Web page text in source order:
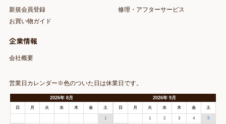
新規会員登録
お買い物ガイド
修理・アフターサービス
企業情報
会社概要
営業日カレンダー※色のついた日は休業日です。
2026年 8月
日 月 火 水 木 金 土
1
2026年9月
日 月 火 水 木 金 土
1 2 3 4 5